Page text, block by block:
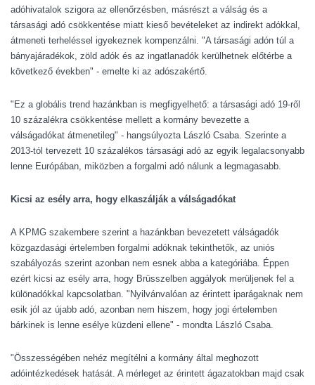
adóhivatalok szigora az ellenőrzésben, másrészt a válság és a
társasági adó csökkentése miatt kieső bevételeket az indirekt adókkal,
átmeneti terheléssel igyekeznek kompenzálni. "A társasági adón túl a
bányajáradékok, zöld adók és az ingatlanadók kerülhetnek előtérbe a
következő években" - emelte ki az adószakértő.
"Ez a globális trend hazánkban is megfigyelhető: a társasági adó 19-ről
10 százalékra csökkentése mellett a kormány bevezette a
válságadókat átmenetileg" - hangsúlyozta László Csaba. Szerinte a
2013-tól tervezett 10 százalékos társasági adó az egyik legalacsonyabb
lenne Európában, miközben a forgalmi adó nálunk a legmagasabb.
Kicsi az esély arra, hogy elkaszálják a válságadókat
A KPMG szakembere szerint a hazánkban bevezetett válságadók
közgazdasági értelemben forgalmi adóknak tekinthetők, az uniós
szabályozás szerint azonban nem esnek abba a kategóriába. Éppen
ezért kicsi az esély arra, hogy Brüsszelben aggályok merüljenek fel a
különadókkal kapcsolatban. "Nyilvánvalóan az érintett iparágaknak nem
esik jól az újabb adó, azonban nem hiszem, hogy jogi értelemben
bárkinek is lenne esélye küzdeni ellene" - mondta László Csaba.
"Összességében nehéz megítélni a kormány által meghozott
adóintézkedések hatását. A mérleget az érintett ágazatokban majd csak